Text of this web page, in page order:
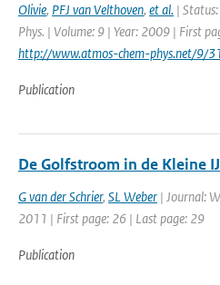
Olivie, PFJ van Velthoven, et al. |
Phys. | Volume: 9 | Year: 2009 | First
http://www.atmos-chem-phys.net/9/
Publication
De Golfstroom in de Kleine
G van der Schrier, SL Weber | Journal:
2011 | First page: 26 | Last page: 29
Publication